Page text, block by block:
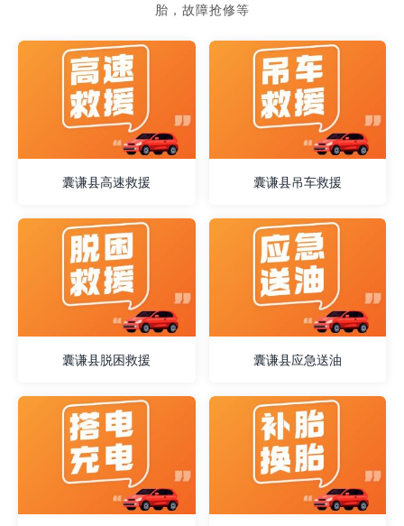
胎，故障抢修等
囊谦县高速救援 囊谦县吊车救援
囊谦县脱困救援 囊谦县应急送油